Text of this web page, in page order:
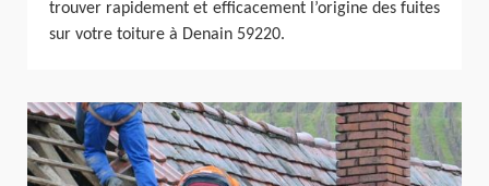
trouver rapidement et efficacement l’origine des fuites
sur votre toiture à Denain 59220.